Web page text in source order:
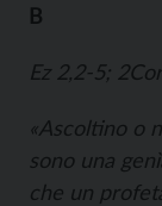
B
Ez 2,2-5;
«Ascoltino o
sono una
che un